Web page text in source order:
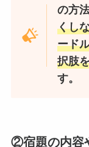
の方
くし
ード
択肢
す。
②宿題の内容